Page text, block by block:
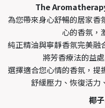
The
為您帶來身心舒暢的居家香
心的香氛，
純正精油與寧靜香氛完美融
將芳香療法的益
選擇適合您心情的香氛，提
舒緩壓力、恢復活力
椰